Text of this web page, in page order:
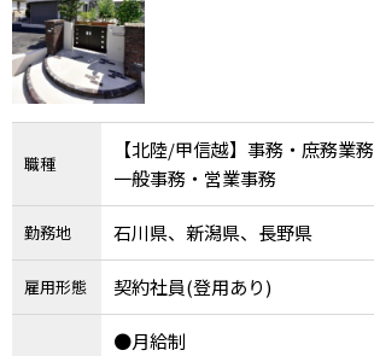
職種
【北陸/甲信越】事務・庶務業務
一般事務・営業事務
勤務地 石川県、新潟県、長野県
雇用形態 契約社員(登用あり)
●月給制